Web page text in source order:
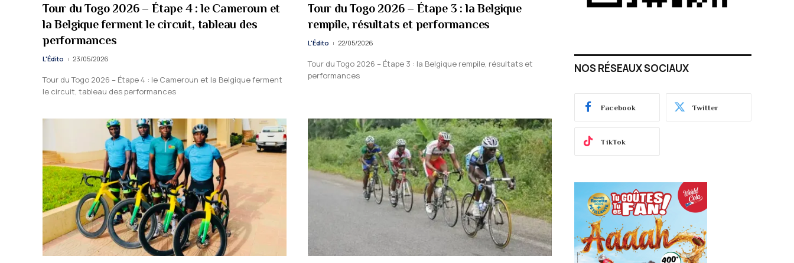
Tour du Togo 2026 – Étape 4 : le Cameroun et
la Belgique ferment le circuit, tableau des
performances
L'Édito 23/05/2026
Tour du Togo 2026 – Étape 4 : le Cameroun et la Belgique ferment
le circuit, tableau des performances
Tour du Togo 2026 – Étape 3 : la Belgique
rempile, résultats et performances
L'Édito 22/05/2026
Tour du Togo 2026 – Étape 3 : la Belgique rempile, résultats et
performances
NOS RÉSEAUX SOCIAUX
Facebook Twitter
TikTok